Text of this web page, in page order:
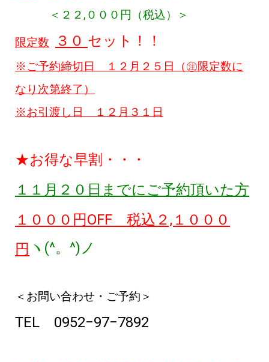
＜２２ ,０００円（税込）＞
限定数 ３０ セット！！
※ご予約締切日 １２月２５日（㊟限定数に
なり次第終了）
※お引渡し日 １２月３１日
★お得な早割・・・
１１月２０日までにご予約頂いた方
１０００円OFF 税込２,１０００
円 ヽ(^。^)ノ
＜お問い合わせ・ご予約＞
TEL 0952−97−7892